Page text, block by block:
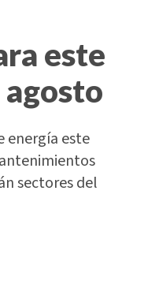
este
energía este
sectores del